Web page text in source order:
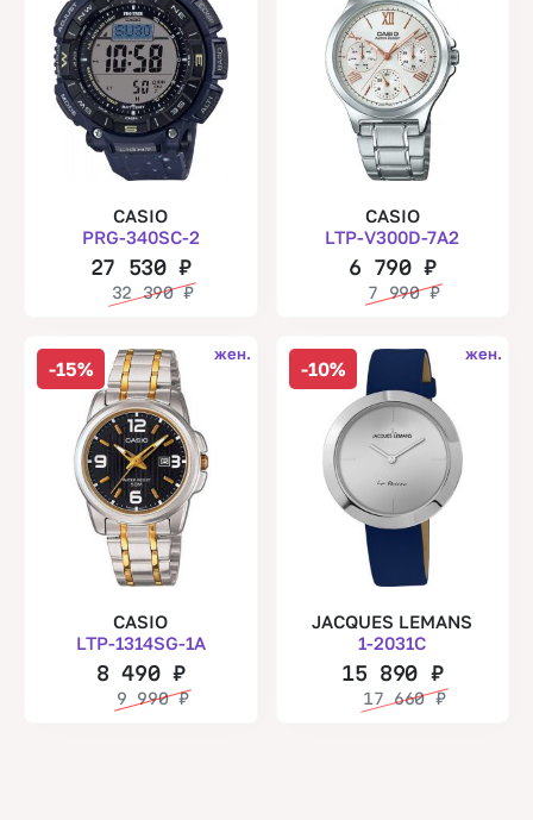
CASIO
PRG-340SC-2
27 530₽
32 390₽
CASIO
LTP-V300D-7A2
6 790₽
7 990₽
-15%
жен.
CASIO
LTP-1314SG-1A
8 490 ₽
9 990₽
-10%
жен.
JACQUES LEMANS
1-2031C
15 890 ₽
17 660₽